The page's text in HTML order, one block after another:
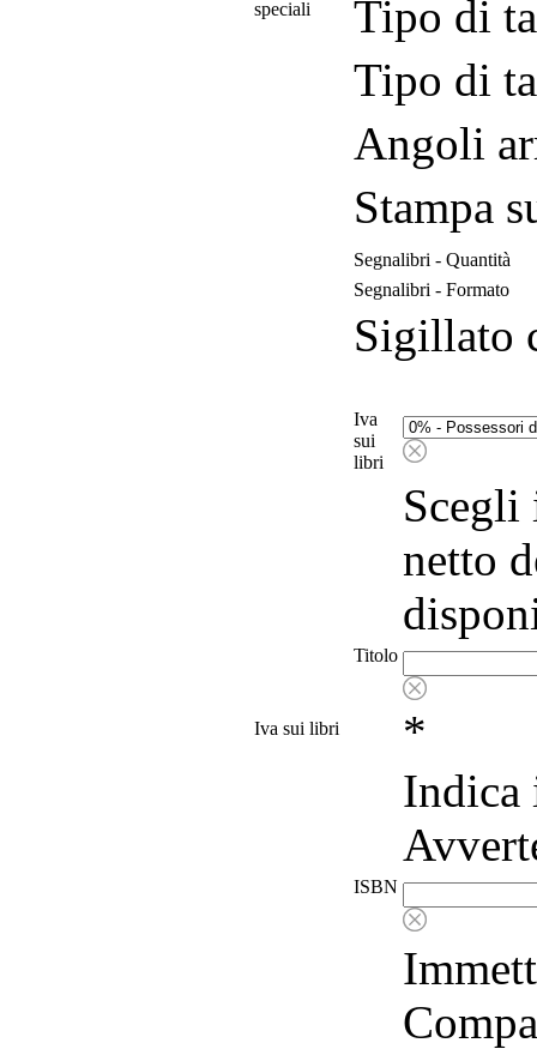
speciali
Tipo di
Tipo di
Angoli
Stampa
Segnalibri - Quantità
Segnalibri - Formato
Sigillato
Iva sui libri
Iva
sui
libri
netto
Titolo
*
Indica
ISBN